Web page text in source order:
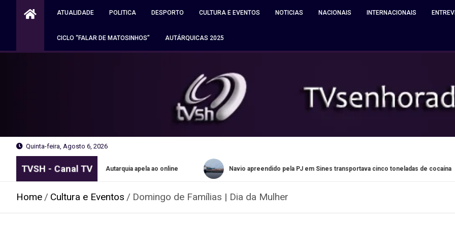
ATUALIDADE POLITICA DESPORTO CULTURA E EVENTOS NOTICIAS NACIONAIS INTERNACIONAIS
CICLO “FALAR DE MATOSINHOS” AUTÁRQUICAS 2025
Quinta-feira, Agosto 6, 2026
TVSH - Canal TV
no Porto. Autarquia apela ao online Navio apreendido pela PJ em Sines transportava cinco toneladas de cocaína
Home Cultura e Eventos Domingo de Famílias | Dia da Mulher